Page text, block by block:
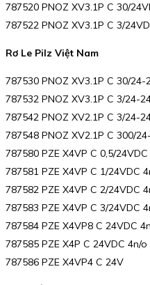
787520 PNOZ XV3.1P C 30/
787522 PNOZ XV3.1P C 3/
Rơ Le Pilz Việt Nam
787530 PNOZ XV3.1P C 30/
787532 PNOZ XV3.1P C 3/24-
787542 PNOZ XV2.1P C 3/24-
787548 PNOZ XV2.1P C
787580 PZE X4VP C 0,5/
787581 PZE X4VP C 1/24VDC
787582 PZE X4VP C 2/24VDC
787583 PZE X4VP C 3/24VDC
787584 PZE X4VP8 C 24VDC
787585 PZE X4P C 24VDC 4n/o
787586 PZE X4VP4 C 24V